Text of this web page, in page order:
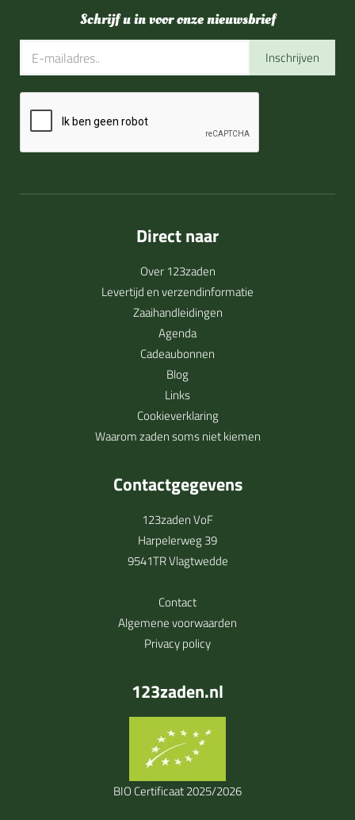
Schrijf u in voor onze nieuwsbrief
Inschrijven
Direct naar
Over 123zaden
Levertijd en verzendinformatie
Zaaihandleidingen
Agenda
Cadeaubonnen
Blog
Links
Cookieverklaring
Waarom zaden soms niet kiemen
Contactgegevens
123zaden VoF
Harpelerweg 39
9541TR Vlagtwedde
Contact
Algemene voorwaarden
Privacy policy
123zaden.nl
BIO Certificaat 2025/2026